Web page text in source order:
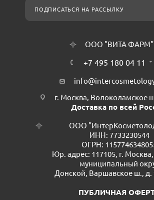
ПОДПИСАТЬСЯ НА РАССЫЛКУ
ООО "ВИТА ФАРМ"
+7 495 180 04 11
г. Москва, Волоколамское
Доставка по всей
ООО
ИНН: 7733230544
ОГРН:
Юр. адрес: 117105, г. Москва,
муниципальный
Донской, Варшавское ш., д.
ПУБЛИЧНАЯ